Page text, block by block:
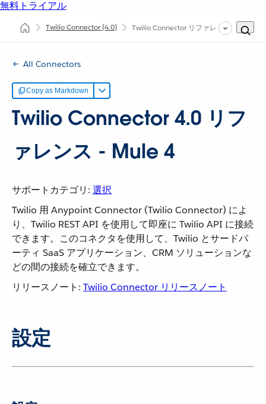
無料トライアル
Twilio Connector(4.0) Twilio Connector リファレンス
All Connectors
Copy as Markdown
Twilio Connector 4.0 リフ
ァレンス - Mule 4
サポートカテゴリ: 選択
Twilio 用 Anypoint Connector (Twilio Connector) によ
り、Twilio REST API を使用して即座に Twilio API に接続
できます。このコネクタを使用して、Twilio とサードパ
ーティ SaaS アプリケーション、CRM ソリューションな
どの間の接続を確立できます。
リリースノート: Twilio Connector リリースノート
設定